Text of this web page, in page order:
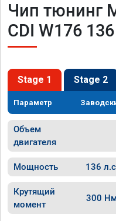
Чип тюнинг
CDI W176
Stage 1 Stage 2
Параметр
Объем
двигателя
Мощность 136
Крутящий
момент
300